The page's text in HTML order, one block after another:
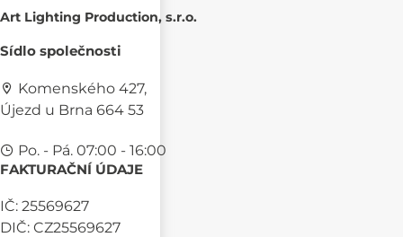
Art Lighting Production, s.r.o.
Sídlo společnosti
Komenského 427,
Újezd u Brna 664 53
Po. - Pá. 07:00 - 16:00
FAKTURAČNÍ ÚDAJE
IČ: 25569627
DIČ: CZ25569627